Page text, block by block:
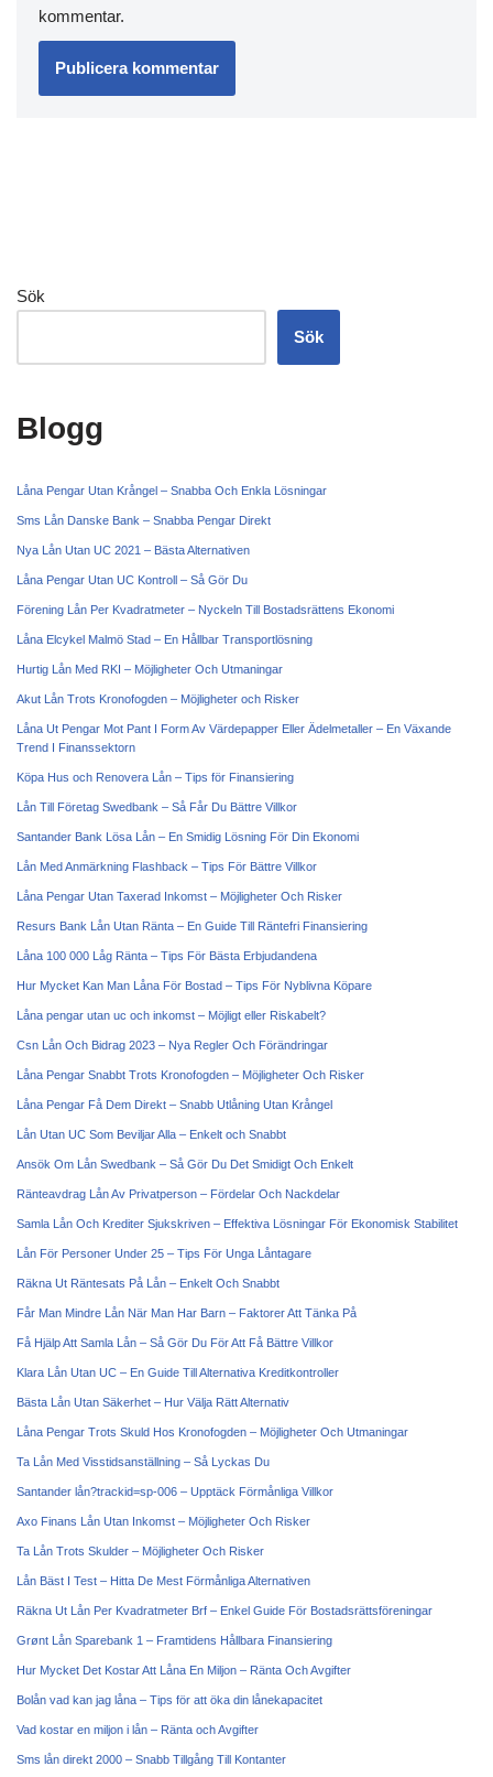
kommentar.
Sök
Sök
Blogg
Låna Pengar Utan Krångel – Snabba Och Enkla Lösningar
Sms Lån Danske Bank – Snabba Pengar Direkt
Nya Lån Utan UC 2021 – Bästa Alternativen
Låna Pengar Utan UC Kontroll – Så Gör Du
Förening Lån Per Kvadratmeter – Nyckeln Till Bostadsrättens Ekonomi
Låna Elcykel Malmö Stad – En Hållbar Transportlösning
Hurtig Lån Med RKI – Möjligheter Och Utmaningar
Akut Lån Trots Kronofogden – Möjligheter och Risker
Låna Ut Pengar Mot Pant I Form Av Värdepapper Eller Ädelmetaller – En Växande
Trend I Finanssektorn
Köpa Hus och Renovera Lån – Tips för Finansiering
Lån Till Företag Swedbank – Så Får Du Bättre Villkor
Santander Bank Lösa Lån – En Smidig Lösning För Din Ekonomi
Lån Med Anmärkning Flashback – Tips För Bättre Villkor
Låna Pengar Utan Taxerad Inkomst – Möjligheter Och Risker
Resurs Bank Lån Utan Ränta – En Guide Till Räntefri Finansiering
Låna 100 000 Låg Ränta – Tips För Bästa Erbjudandena
Hur Mycket Kan Man Låna För Bostad – Tips För Nyblivna Köpare
Låna pengar utan uc och inkomst – Möjligt eller Riskabelt?
Csn Lån Och Bidrag 2023 – Nya Regler Och Förändringar
Låna Pengar Snabbt Trots Kronofogden – Möjligheter Och Risker
Låna Pengar Få Dem Direkt – Snabb Utlåning Utan Krångel
Lån Utan UC Som Beviljar Alla – Enkelt och Snabbt
Ansök Om Lån Swedbank – Så Gör Du Det Smidigt Och Enkelt
Ränteavdrag Lån Av Privatperson – Fördelar Och Nackdelar
Samla Lån Och Krediter Sjukskriven – Effektiva Lösningar För Ekonomisk Stabilitet
Lån För Personer Under 25 – Tips För Unga Låntagare
Räkna Ut Räntesats På Lån – Enkelt Och Snabbt
Får Man Mindre Lån När Man Har Barn – Faktorer Att Tänka På
Få Hjälp Att Samla Lån – Så Gör Du För Att Få Bättre Villkor
Klara Lån Utan UC – En Guide Till Alternativa Kreditkontroller
Bästa Lån Utan Säkerhet – Hur Välja Rätt Alternativ
Låna Pengar Trots Skuld Hos Kronofogden – Möjligheter Och Utmaningar
Ta Lån Med Visstidsanställning – Så Lyckas Du
Santander lån?trackid=sp-006 – Upptäck Förmånliga Villkor
Axo Finans Lån Utan Inkomst – Möjligheter Och Risker
Ta Lån Trots Skulder – Möjligheter Och Risker
Lån Bäst I Test – Hitta De Mest Förmånliga Alternativen
Räkna Ut Lån Per Kvadratmeter Brf – Enkel Guide För Bostadsrättsföreningar
Grønt Lån Sparebank 1 – Framtidens Hållbara Finansiering
Hur Mycket Det Kostar Att Låna En Miljon – Ränta Och Avgifter
Bolån vad kan jag låna – Tips för att öka din lånekapacitet
Vad kostar en miljon i lån – Ränta och Avgifter
Sms lån direkt 2000 – Snabb Tillgång Till Kontanter